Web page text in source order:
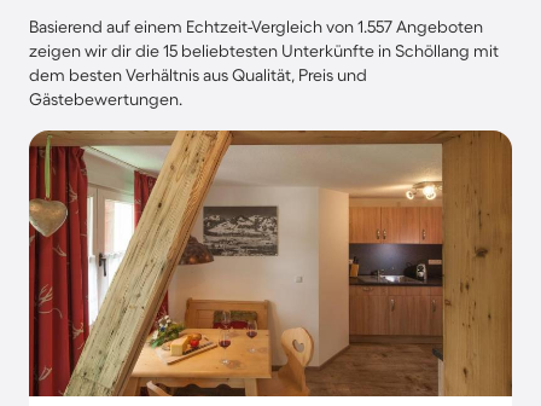
Basierend auf einem Echtzeit-Vergleich von 1.557 Angeboten
zeigen wir dir die 15 beliebtesten Unterkünfte in Schöllang mit
dem besten Verhältnis aus Qualität, Preis und
Gästebewertungen.